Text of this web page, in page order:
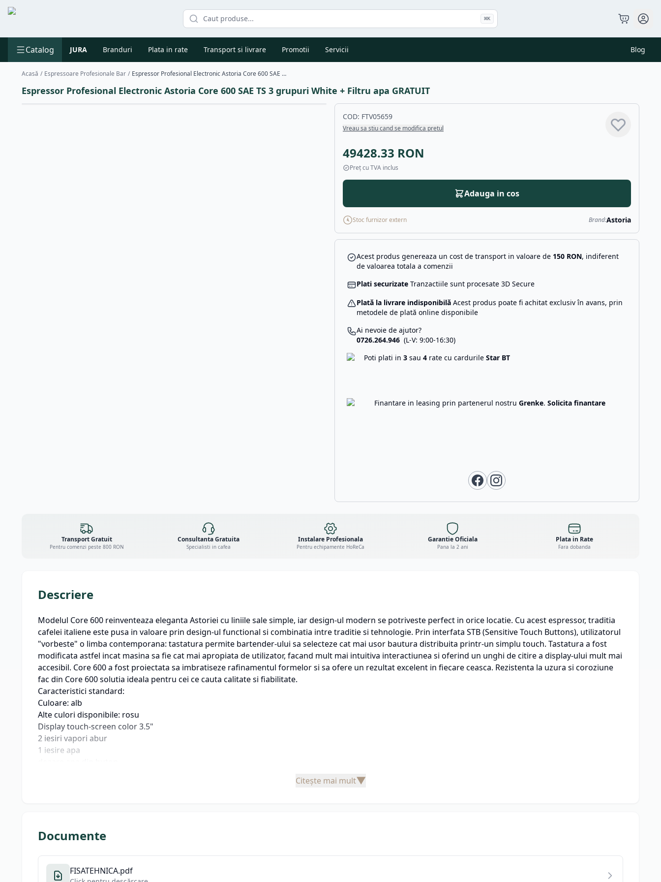
⌘K
Catalog JURA Branduri Plata in rate Transport si livrare Promotii Servicii Blog
Acasă / Espressoare Profesionale Bar / Espressor Profesional Electronic Astoria Core 600 SAE TS 3 grupuri White + Filtru apa GRATUIT
Espressor Profesional Electronic Astoria Core 600 SAE TS 3 grupuri White + Filtru apa GRATUIT
COD: FTV05659
Vreau sa stiu cand se modifica pretul
49428.33 RON
Preț cu TVA inclus
Adauga in cos
Stoc furnizor extern Brand:Astoria
Acest produs genereaza un cost de transport in valoare de 150 RON, indiferent
de valoarea totala a comenzii
Plati securizate Tranzactiile sunt procesate 3D Secure
Plată la livrare indisponibilă Acest produs poate fi achitat exclusiv în avans, prin
metodele de plată online disponibile
Ai nevoie de ajutor?
0726.264.946 (L-V: 9:00-16:30)
Poti plati in 3 sau 4 rate cu cardurile Star BT
Finantare in leasing prin partenerul nostru Grenke. Solicita finantare
Transport Gratuit
Pentru comenzi peste 800 RON
Consultanta Gratuita
Specialisti in cafea
Instalare Profesionala
Pentru echipamente HoReCa
Garantie Oficiala
Pana la 2 ani
Plata in Rate
Fara dobanda
Descriere
Modelul Core 600 reinventeaza eleganta Astoriei cu liniile sale simple, iar design-ul modern se potriveste perfect in orice locatie. Cu acest espressor, traditia
cafelei italiene este pusa in valoare prin design-ul functional si combinatia intre traditie si tehnologie. Prin interfata STB (Sensitive Touch Buttons), utilizatorul
"vorbeste" o limba contemporana: tastatura permite bartender-ului sa selecteze cat mai usor bautura distribuita printr-un simplu touch. Tastatura a fost
modificata astfel incat masina sa fie cat mai apropiata de utilizator, facand mult mai intuitiva interactiunea si oferind un unghi de citire a display-ului mult mai
accesibil. Core 600 a fost proiectata sa imbratiseze rafinamentul formelor si sa ofere un rezultat excelent in fiecare ceasca. Rezistenta la uzura si coroziune
fac din Core 600 solutia ideala pentru cei ce cauta calitate si fiabilitate.
Caracteristici standard:
Culoare: alb
Alte culori disponibile: rosu
Display touch-screen color 3.5"
2 iesiri vapori abur
1 iesire apa
sistem de economisire a energiei
Functii display:
indicator presiune si nivel boiler
Citește mai mult▼
Documente
FISATEHNICA.pdf